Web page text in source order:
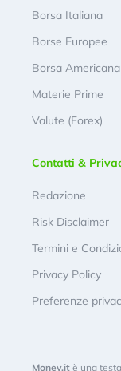
Borsa Italiana
Borse Europee
Borsa Americana
Materie Prime
Valute (Forex)
Contatti &
Redazione
Risk Disclaimer
Termini e
Privacy Policy
Preferenze
Money.it è una